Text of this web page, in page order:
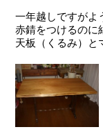
一年越しですがよ
赤錆をつけるのに
天板（くるみ）と